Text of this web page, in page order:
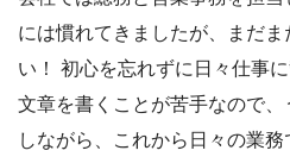
には慣れてきましたが、まだ
い！ 初心を忘れずに日々仕事に
文章を書くことが苦手なので
しながら、これから日々の業